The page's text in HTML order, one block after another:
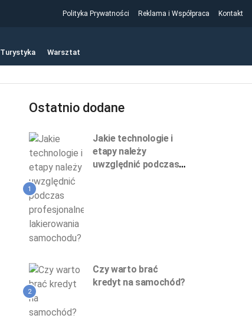
Polityka Prywatności Reklama i Współpraca Kontakt
Turystyka Warsztat
Ostatnio dodane
1
Jakie technologie i
etapy należy
uwzględnić podczas
2
Czy warto brać
kredyt na samochód?